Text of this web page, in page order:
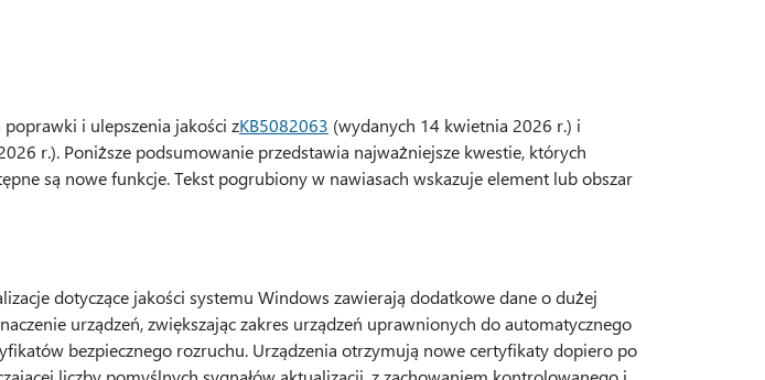
poprawki i ulepszenia jakości zKB5082063 (wydanych 14 kwietnia 2026 r.) i
r.). Poniższe podsumowanie przedstawia najważniejsze kwestie, których
są nowe funkcje. Tekst pogrubiony w nawiasach wskazuje element lub obszar
dotyczące jakości systemu Windows zawierają dodatkowe dane o dużej
urządzeń, zwiększając zakres urządzeń uprawnionych do automatycznego
bezpiecznego rozruchu. Urządzenia otrzymują nowe certyfikaty dopiero po